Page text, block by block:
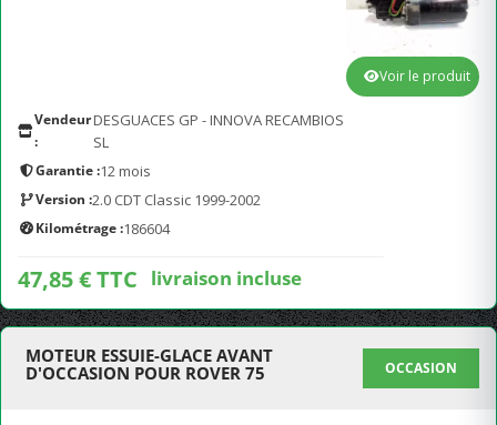
Vendeur
:
DESGUACES GP - INNOVA RECAMBIOS
SL
Garantie :12 mois
Version :2.0 CDT Classic 1999-2002
Kilométrage :186604
47,85 € TTC livraison incluse
Voir le produit
MOTEUR ESSUIE-GLACE AVANT
D'OCCASION POUR ROVER 75
OCCASION